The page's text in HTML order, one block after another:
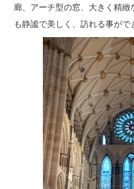
廊、アーチ型の窓、大きく精
も静謐で美しく、訪れる事がで